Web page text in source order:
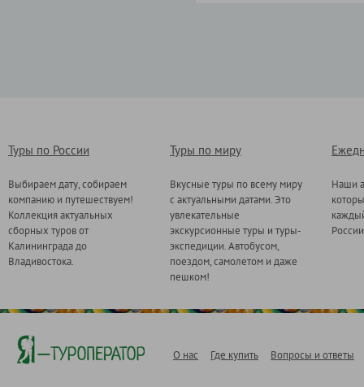
Туры по России
Выбираем дату, собираем
компанию и путешествуем!
Коллекция актуальных
сборных туров от
Калининграда до
Владивостока.
Туры по миру
Вкусные туры по всему миру
с актуальными датами. Это
увлекательные
экскурсионные туры и туры-
экспедиции. Автобусом,
поездом, самолетом и даже
пешком!
Наши
О нас Где купить Вопросы и ответы